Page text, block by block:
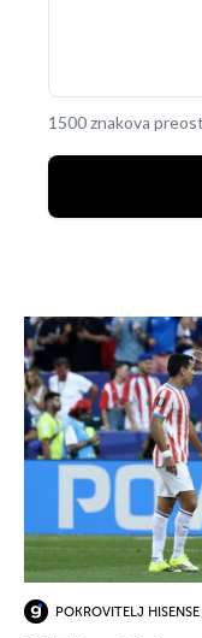
1500 znakova
POKROVITELJ HISENSE